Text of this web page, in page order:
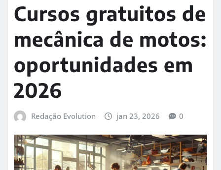
Cursos gratuitos de
mecânica de motos:
oportunidades em
2026
Redação Evolution jan 23, 2026 0